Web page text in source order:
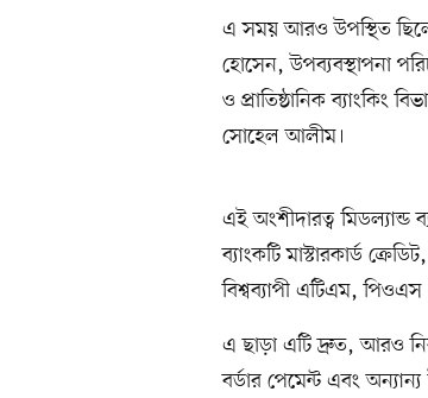
এ সময় আরও উপস্থিত
হোসেন, উপব্যবস্থাপনা
ও প্রাতিষ্ঠানিক ব্যাংকিং
সোহেল আলীম।
এই অংশীদারত্ব মিডল্যান্ড
ব্যাংকটি মাস্টারকার্ড
বিশ্বব্যাপী এটিএম,
এ ছাড়া এটি দ্রুত, আরও
বর্ডার পেমেন্ট এবং